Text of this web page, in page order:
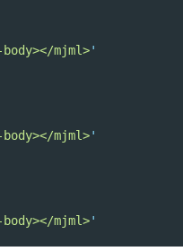
mjml>'
mjml>'
mjml>'